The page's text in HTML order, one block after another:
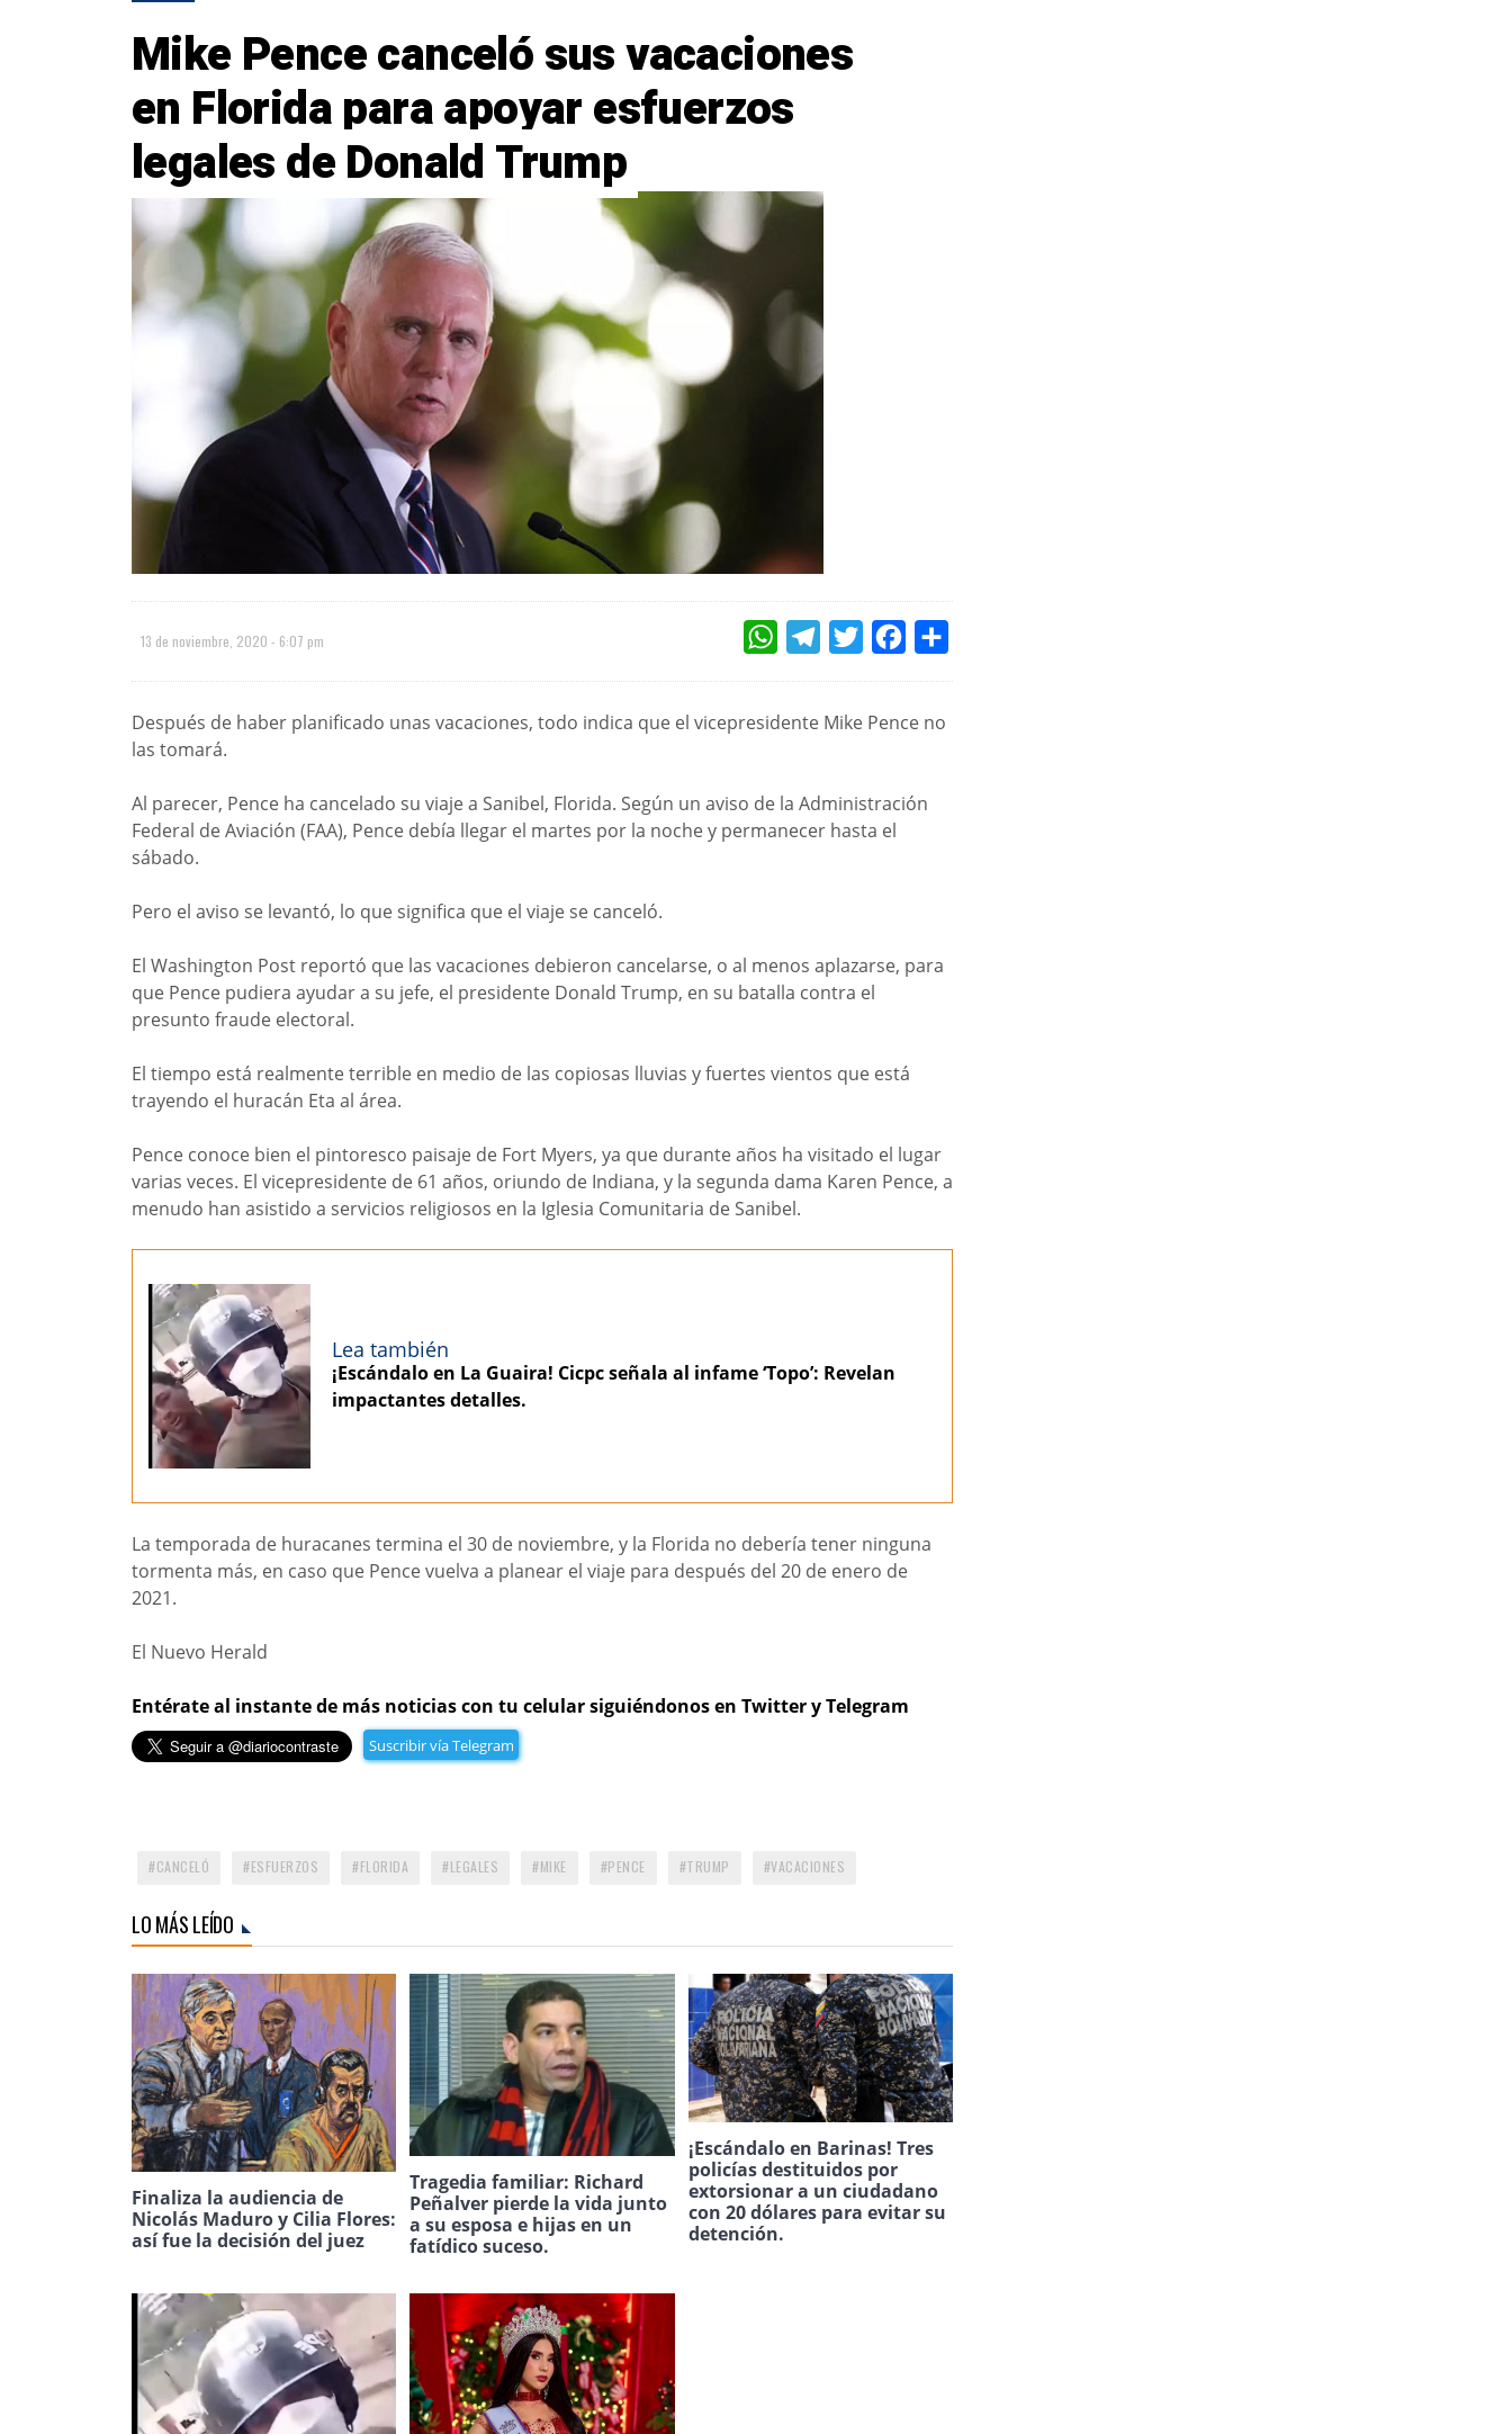
Mike Pence canceló sus vacaciones
en Florida para apoyar esfuerzos
legales de Donald Trump
13 de noviembre, 2020 - 6:07 pm WHATSAPPTELEGRAMTWITTERFACEBOOK
Después de haber planificado unas vacaciones, todo indica que el vicepresidente Mike Pence no
las tomará.
Al parecer, Pence ha cancelado su viaje a Sanibel, Florida. Según un aviso de la Administración
Federal de Aviación (FAA), Pence debía llegar el martes por la noche y permanecer hasta el
sábado.
Pero el aviso se levantó, lo que significa que el viaje se canceló.
El Washington Post reportó que las vacaciones debieron cancelarse, o al menos aplazarse, para
que Pence pudiera ayudar a su jefe, el presidente Donald Trump, en su batalla contra el
presunto fraude electoral.
El tiempo está realmente terrible en medio de las copiosas lluvias y fuertes vientos que está
trayendo el huracán Eta al área.
Pence conoce bien el pintoresco paisaje de Fort Myers, ya que durante años ha visitado el lugar
varias veces. El vicepresidente de 61 años, oriundo de Indiana, y la segunda dama Karen Pence, a
menudo han asistido a servicios religiosos en la Iglesia Comunitaria de Sanibel.
Lea también
¡Escándalo en La Guaira! Cicpc señala al infame ‘Topo’: Revelan
impactantes detalles.
La temporada de huracanes termina el 30 de noviembre, y la Florida no debería tener ninguna
tormenta más, en caso que Pence vuelva a planear el viaje para después del 20 de enero de
2021.
El Nuevo Herald
Entérate al instante de más noticias con tu celular siguiéndonos en Twitter y Telegram
Suscribir vía Telegram
CANCELÓ ESFUERZOS FLORIDA LEGALES MIKE PENCE TRUMP VACACIONES
LO MÁS LEÍDO
Finaliza la audiencia de
Nicolás Maduro y Cilia Flores:
así fue la decisión del juez
Tragedia familiar: Richard
Peñalver pierde la vida junto
a su esposa e hijas en un
fatídico suceso.
¡Escándalo en Barinas! Tres
policías destituidos por
extorsionar a un ciudadano
con 20 dólares para evitar su
detención.